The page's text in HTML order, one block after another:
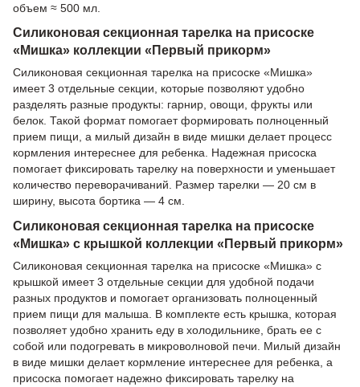
объем ≈ 500 мл.
Силиконовая секционная тарелка на присоске
«Мишка» коллекции «Первый прикорм»
Силиконовая секционная тарелка на присоске «Мишка»
имеет 3 отдельные секции, которые позволяют удобно
разделять разные продукты: гарнир, овощи, фрукты или
белок. Такой формат помогает формировать полноценный
прием пищи, а милый дизайн в виде мишки делает процесс
кормления интереснее для ребенка. Надежная присоска
помогает фиксировать тарелку на поверхности и уменьшает
количество переворачиваний. Размер тарелки — 20 см в
ширину, высота бортика — 4 см.
Силиконовая секционная тарелка на присоске
«Мишка» с крышкой коллекции «Первый прикорм»
Силиконовая секционная тарелка на присоске «Мишка» с
крышкой имеет 3 отдельные секции для удобной подачи
разных продуктов и помогает организовать полноценный
прием пищи для малыша. В комплекте есть крышка, которая
позволяет удобно хранить еду в холодильнике, брать ее с
собой или подогревать в микроволновой печи. Милый дизайн
в виде мишки делает кормление интереснее для ребенка, а
присоска помогает надежно фиксировать тарелку на